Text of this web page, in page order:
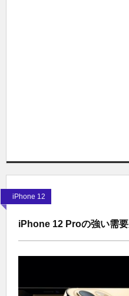
iPhone 12
iPhone 12 Proの強い需